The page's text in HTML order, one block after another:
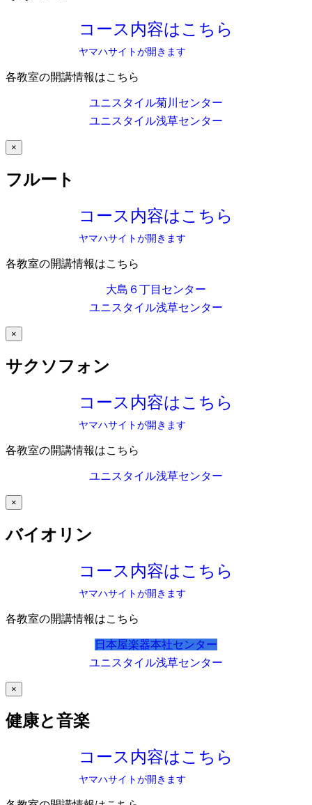
コース内容はこちら
ヤマハサイトが開きます
各教室の開講情報はこちら
ユニスタイル菊川センター
ユニスタイル浅草センター
×
フルート
コース内容はこちら
ヤマハサイトが開きます
各教室の開講情報はこちら
大島６丁目センター
ユニスタイル浅草センター
×
サクソフォン
コース内容はこちら
ヤマハサイトが開きます
各教室の開講情報はこちら
ユニスタイル浅草センター
×
バイオリン
コース内容はこちら
ヤマハサイトが開きます
各教室の開講情報はこちら
日本屋楽器本社センター
ユニスタイル浅草センター
×
健康と音楽
コース内容はこちら
ヤマハサイトが開きます